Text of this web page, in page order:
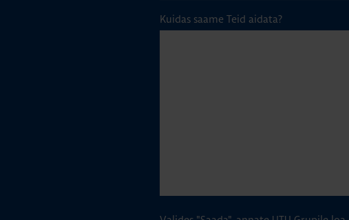
Kuidas saame Teid aidata?